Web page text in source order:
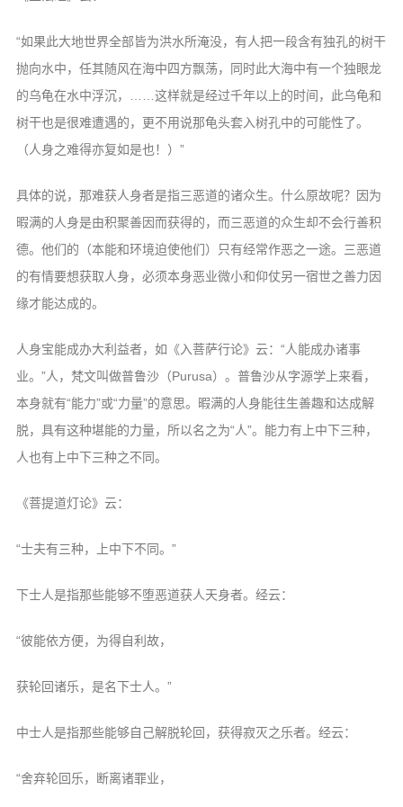
“如果此大地世界全部皆为洪水所淹没，有人把一段含有独孔的树干
抛向水中，任其随风在海中四方飘荡，同时此大海中有一个独眼龙
的乌龟在水中浮沉，……这样就是经过千年以上的时间，此乌龟和
树干也是很难遭遇的，更不用说那龟头套入树孔中的可能性了。
（人身之难得亦复如是也！）”
具体的说，那难获人身者是指三恶道的诸众生。什么原故呢？因为
暇满的人身是由积聚善因而获得的，而三恶道的众生却不会行善积
德。他们的（本能和环境迫使他们）只有经常作恶之一途。三恶道
的有情要想获取人身，必须本身恶业微小和仰仗另一宿世之善力因
缘才能达成的。
人身宝能成办大利益者，如《入菩萨行论》云：“人能成办诸事
业。”人，梵文叫做普鲁沙（Purusa）。普鲁沙从字源学上来看，
本身就有“能力”或“力量”的意思。暇满的人身能往生善趣和达成解
脱，具有这种堪能的力量，所以名之为“人”。能力有上中下三种，
人也有上中下三种之不同。
《菩提道灯论》云：
“士夫有三种，上中下不同。”
下士人是指那些能够不堕恶道获人天身者。经云：
“彼能依方便，为得自利故，
获轮回诸乐，是名下士人。”
中士人是指那些能够自己解脱轮回，获得寂灭之乐者。经云：
“舍弃轮回乐，断离诸罪业，